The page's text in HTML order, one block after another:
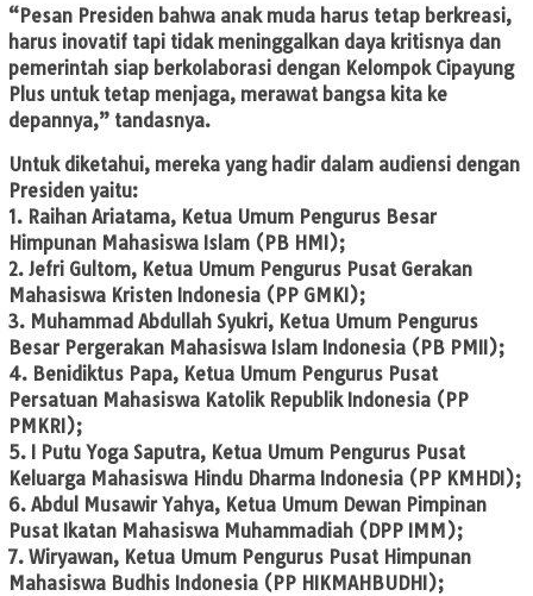
“Pesan Presiden bahwa anak muda harus tetap berkreasi,
harus inovatif tapi tidak meninggalkan daya kritisnya dan
pemerintah siap berkolaborasi dengan Kelompok Cipayung
Plus untuk tetap menjaga, merawat bangsa kita ke
depannya,” tandasnya.
Untuk diketahui, mereka yang hadir dalam audiensi dengan
Presiden yaitu:
1. Raihan Ariatama, Ketua Umum Pengurus Besar
Himpunan Mahasiswa Islam (PB HMI);
2. Jefri Gultom, Ketua Umum Pengurus Pusat Gerakan
Mahasiswa Kristen Indonesia (PP GMKI);
3. Muhammad Abdullah Syukri, Ketua Umum Pengurus
Besar Pergerakan Mahasiswa Islam Indonesia (PB PMII);
4. Benidiktus Papa, Ketua Umum Pengurus Pusat
Persatuan Mahasiswa Katolik Republik Indonesia (PP
PMKRI);
5. I Putu Yoga Saputra, Ketua Umum Pengurus Pusat
Keluarga Mahasiswa Hindu Dharma Indonesia (PP KMHDI);
6. Abdul Musawir Yahya, Ketua Umum Dewan Pimpinan
Pusat Ikatan Mahasiswa Muhammadiah (DPP IMM);
7. Wiryawan, Ketua Umum Pengurus Pusat Himpunan
Mahasiswa Budhis Indonesia (PP HIKMAHBUDHI);